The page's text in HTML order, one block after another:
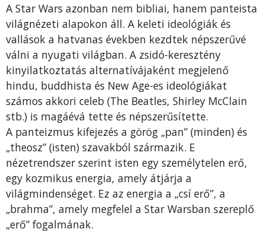
A Star Wars azonban nem bibliai, hanem panteista
világnézeti alapokon áll. A keleti ideológiák és
vallások a hatvanas években kezdtek népszerűvé
válni a nyugati világban. A zsidó-keresztény
kinyilatkoztatás alternatívájaként megjelenő
hindu, buddhista és New Age-es ideológiákat
számos akkori celeb (The Beatles, Shirley McClain
stb.) is magáévá tette és népszerűsítette.
A panteizmus kifejezés a görög „pan” (minden) és
„theosz” (isten) szavakból származik. E
nézetrendszer szerint isten egy személytelen erő,
egy kozmikus energia, amely átjárja a
világmindenséget. Ez az energia a „csí erő”, a
„brahma”, amely megfelel a Star Warsban szereplő
„erő” fogalmának.